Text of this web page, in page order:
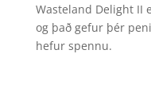
Wasteland Delight II
og það gefur þér
hefur spennu.